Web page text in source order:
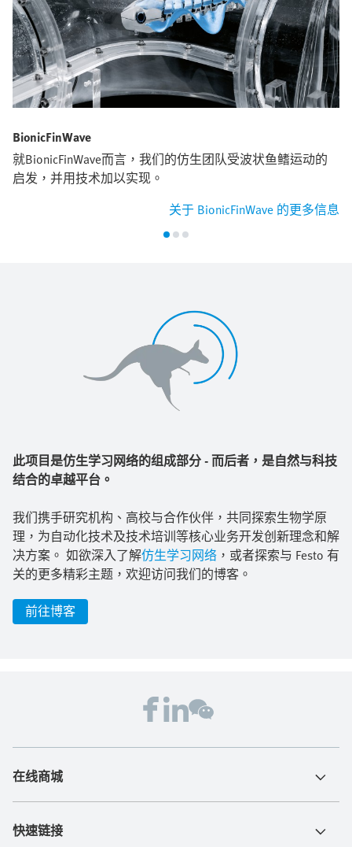
BionicFinWave
就BionicFinWave而言，我们的仿生团队受波状鱼鳍运动的
启发，并用技术加以实现。
关于 BionicFinWave 的更多信息
此项目是仿生学习网络的组成部分 - 而后者，是自然与科技
结合的卓越平台。
我们携手研究机构、高校与合作伙伴，共同探索生物学原
理，为自动化技术及技术培训等核心业务开发创新理念和解
决方案。 如欲深入了解仿生学习网络 ，或者探索与 Festo 有
关的更多精彩主题，欢迎访问我们的博客。
前往博客
在线商城
快速链接